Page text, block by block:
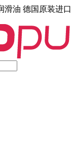
滑油 德国原装进口